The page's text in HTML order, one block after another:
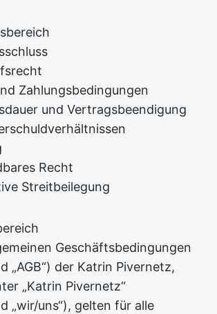
Zahlungsbedingungen
und Vertragsbeendigung
Recht
Streitbeilegung
Geschäftsbedingungen
„AGB“) der Katrin Pivernetz,
„Katrin Pivernetz“
„wir/uns“), gelten für alle